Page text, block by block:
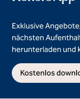
Exklusive
nächsten
herunterladen und
Kostenlos